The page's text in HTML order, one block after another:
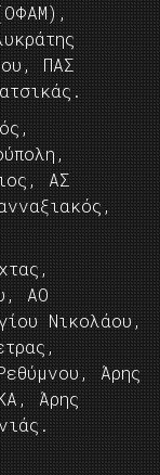
ΠΑΣ
ΑΣ
ΑΟ
Νικολάου,
Άρης
Άρης